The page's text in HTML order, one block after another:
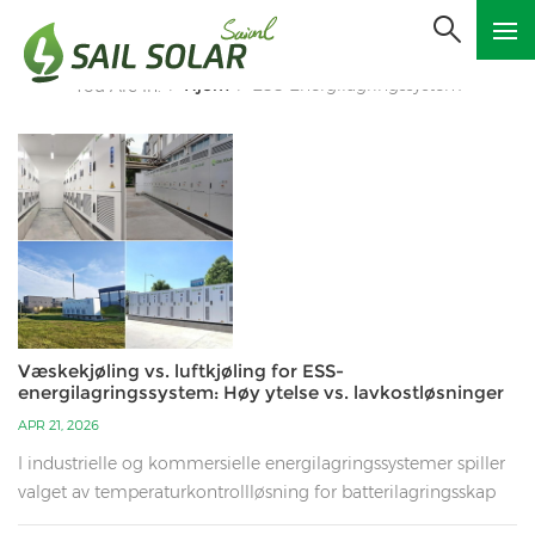
You Are In: Hjem ESS Energilagringssystem
Væskekjøling vs. luftkjøling for ESS-
energilagringssystem: Høy ytelse vs. lavkostløsninger
APR 21, 2026
I industrielle og kommersielle energilagringssystemer spiller
valget av temperaturkontrollløsning for batterilagringsskap
en avgjørende rolle for sikkerheten, den økonomiske